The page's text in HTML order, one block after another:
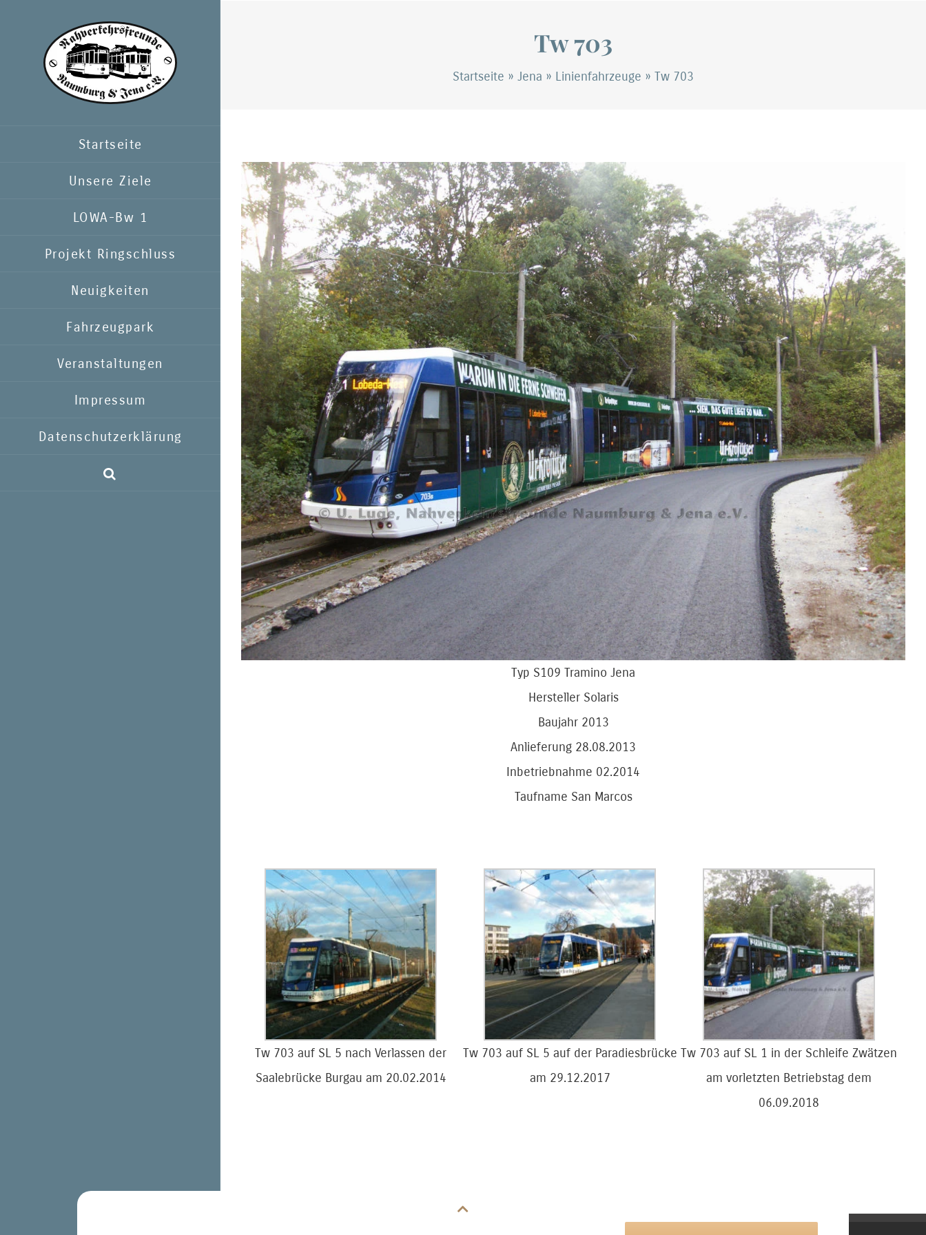
springen
Startseite
Unsere Ziele
LOWA-Bw 1
Projekt Ringschluss
Neuigkeiten
Fahrzeugpark
Veranstaltungen
Impressum
Datenschutzerklärung
Tw 703
Startseite » Jena » Linienfahrzeuge » Tw 703
Zeige
grösseres
Bild
Typ S109 Tramino Jena
Hersteller Solaris
Baujahr 2013
Anlieferung 28.08.2013
Inbetriebnahme 02.2014
Taufname San Marcos
Tw 703 auf SL 5 nach Verlassen der
Saalebrücke Burgau am 20.02.2014
Tw 703 auf SL 5 auf der Paradiesbrücke
am 29.12.2017
Tw 703 auf SL 1 in der Schleife Zwätzen
am vorletzten Betriebstag dem
06.09.2018